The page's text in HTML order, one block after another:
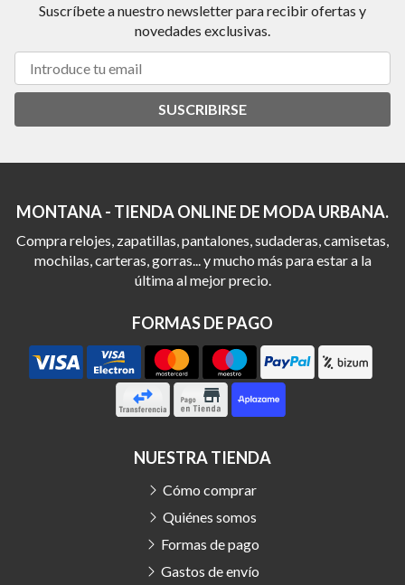
Suscríbete a nuestro newsletter para recibir ofertas y
novedades exclusivas.
SUSCRIBIRSE
MONTANA - TIENDA ONLINE DE MODA URBANA.
Compra relojes, zapatillas, pantalones, sudaderas, camisetas,
mochilas, carteras, gorras... y mucho más para estar a la
última al mejor precio.
FORMAS DE PAGO
NUESTRA TIENDA
Cómo comprar
Quiénes somos
Formas de pago
Gastos de envío